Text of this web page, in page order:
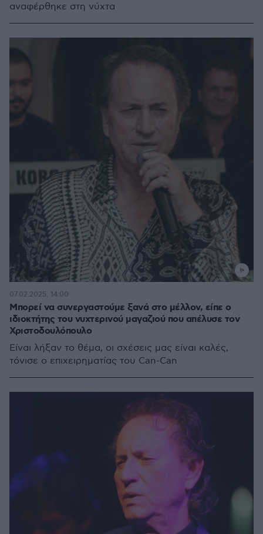
αναφέρθηκε στη νύχτα
Μπορεί να συνεργαστούμε ξανά στο μέλλον, είπε ο
ιδιοκτήτης του νυχτερινού μαγαζιού που απέλυσε τον
Χριστοδουλόπουλο
Είναι λήξαν το θέμα, οι σχέσεις μας είναι καλές,
τόνισε ο επιχειρηματίας του Can-Can
07.02.2025, 14:00